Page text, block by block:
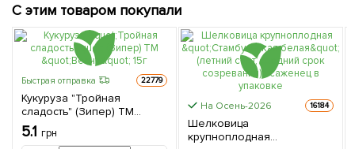
С этим товаром покупали
Быстрая отправка 22779
Кукуруза "Тройная
сладость" (Зипер) ТМ
"Весна" 15г
5.1 грн
На Осень-2026 16184
Шелковица
крупноплодная